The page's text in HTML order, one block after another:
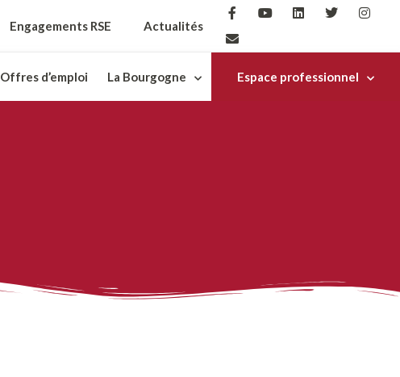
Engagements RSE Actualités
Offres d’emploi La Bourgogne Espace professionnel